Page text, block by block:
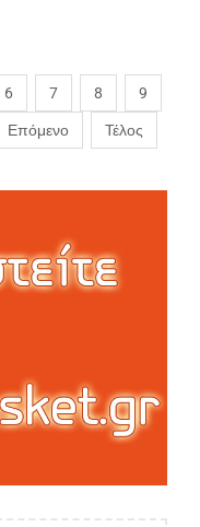
6 7 8 9
Επόμενο Τέλος